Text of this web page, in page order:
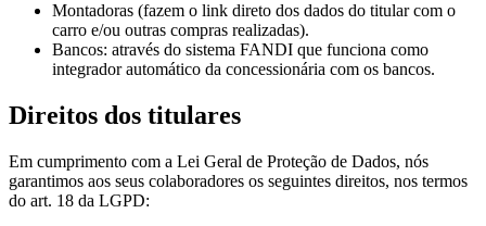
Montadoras (fazem o link direto dos dados do titular com o
carro e/ou outras compras realizadas).
Bancos: através do sistema FANDI que funciona como
integrador automático da concessionária com os bancos.
Direitos dos titulares
Em cumprimento com a Lei Geral de Proteção de Dados, nós
garantimos aos seus colaboradores os seguintes direitos, nos termos
do art. 18 da LGPD: